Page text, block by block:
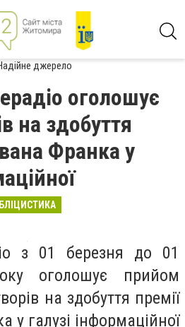
джерело
оголошує
на здобуття
Франка у
з 01 березня до 01
оголошує прийом
на здобуття премії
у галузі інформаційної